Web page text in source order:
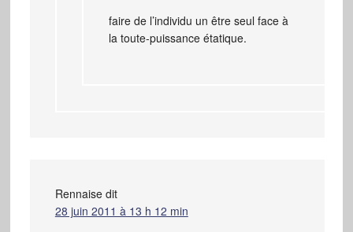
faire de l’individu un être seul face à
la toute-puissance étatique.
Rennaise dit
28 juin 2011 à 13 h 12 min